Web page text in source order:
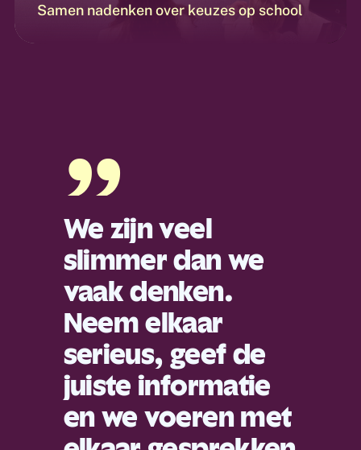
Samen nadenken over keuzes op school
”
We zijn veel
slimmer dan we
vaak denken.
Neem elkaar
serieus, geef de
juiste informatie
en we voeren met